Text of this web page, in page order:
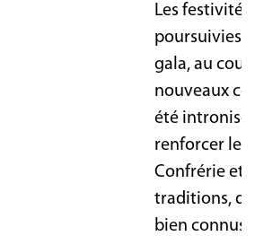
Les festivités
poursuivies
gala, au
nouveaux
été
renforcer les
Confrérie et
traditions,
bien connus :